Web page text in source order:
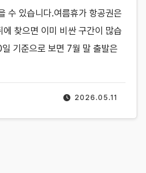
2026.05.11
수 있습니다.여름휴가 항공권은
찾으면 이미 비싼 구간이 많습
기준으로 보면 7월 말 출발은